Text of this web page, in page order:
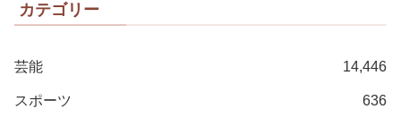
カテゴリー
芸能 14,446
スポーツ 636